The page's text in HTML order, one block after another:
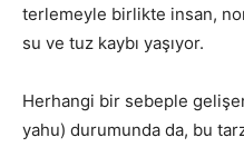
terlemeyle birlikte insan,
su ve tuz kaybı yaşıyor.
Herhangi bir sebeple
yahu) durumunda da, bu